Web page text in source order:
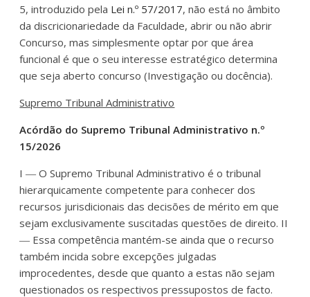
5, introduzido pela Lei n.º 57/2017, não está no âmbito
da discricionariedade da Faculdade, abrir ou não abrir
Concurso, mas simplesmente optar por que área
funcional é que o seu interesse estratégico determina
que seja aberto concurso (Investigação ou docência).
Supremo Tribunal Administrativo
Acórdão do Supremo Tribunal Administrativo n.º
15/2026
I ― O Supremo Tribunal Administrativo é o tribunal
hierarquicamente competente para conhecer dos
recursos jurisdicionais das decisões de mérito em que
sejam exclusivamente suscitadas questões de direito. II
― Essa competência mantém-se ainda que o recurso
também incida sobre excepções julgadas
improcedentes, desde que quanto a estas não sejam
questionados os respectivos pressupostos de facto.